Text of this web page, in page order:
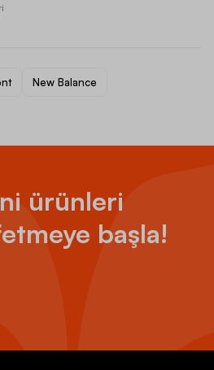
New Balance
ürünleri
başla!